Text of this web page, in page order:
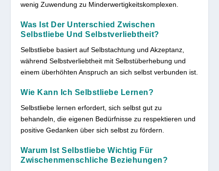
wenig Zuwendung zu Minderwertigkeitskomplexen.
Was Ist Der Unterschied Zwischen
Selbstliebe Und Selbstverliebtheit?
Selbstliebe basiert auf Selbstachtung und Akzeptanz,
während Selbstverliebtheit mit Selbstüberhebung und
einem überhöhten Anspruch an sich selbst verbunden ist.
Wie Kann Ich Selbstliebe Lernen?
Selbstliebe lernen erfordert, sich selbst gut zu
behandeln, die eigenen Bedürfnisse zu respektieren und
positive Gedanken über sich selbst zu fördern.
Warum Ist Selbstliebe Wichtig Für
Zwischenmenschliche Beziehungen?